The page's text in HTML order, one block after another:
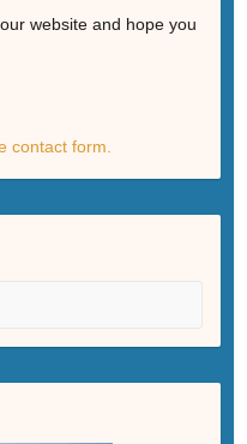
website and hope you
contact form.